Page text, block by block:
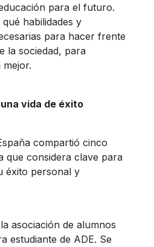
para el futuro.
habilidades y
para hacer frente
la sociedad, para
vida de éxito
compartió cinco
que considera clave para
éxito personal y
asociación de alumnos
estudiante de ADE. Se